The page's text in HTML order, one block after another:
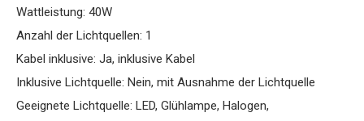
Wattleistung: 40W
Anzahl der Lichtquellen: 1
Kabel inklusive: Ja, inklusive Kabel
Inklusive Lichtquelle: Nein, mit Ausnahme der Lichtquelle
Geeignete Lichtquelle: LED, Glühlampe, Halogen,